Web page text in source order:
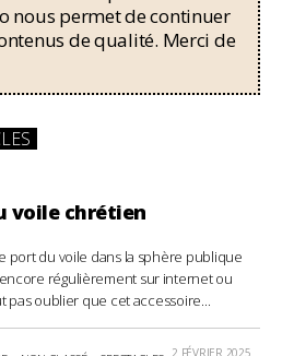
nous permet de continuer
de qualité. Merci de
voile chrétien
port du voile dans la sphère publique
régulièrement sur internet ou
pas oublier que cet accessoire...